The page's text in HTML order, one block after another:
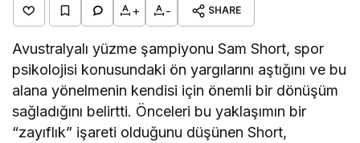
+ - SHARE
Avustralyalı yüzme şampiyonu Sam Short, spor
psikolojisi konusundaki ön yargılarını aştığını ve bu
alana yönelmenin kendisi için önemli bir dönüşüm
sağladığını belirtti. Önceleri bu yaklaşımın bir
“zayıflık” işareti olduğunu düşünen Short,